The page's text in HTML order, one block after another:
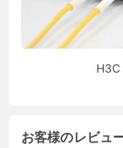
お客様のレビュ